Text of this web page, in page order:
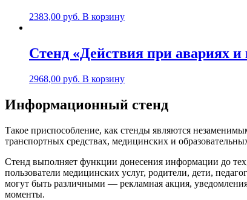
2383,00 руб. В корзину
Стенд «Действия при авариях и
2968,00 руб. В корзину
Информационный стенд
Такое приспособление, как стенды являются
транспортных средствах, медицинских и
Стенд выполняет функции донесения информации до
пользователи медицинских услуг, родители, дети,
могут быть различными — рекламная акция,
моменты.